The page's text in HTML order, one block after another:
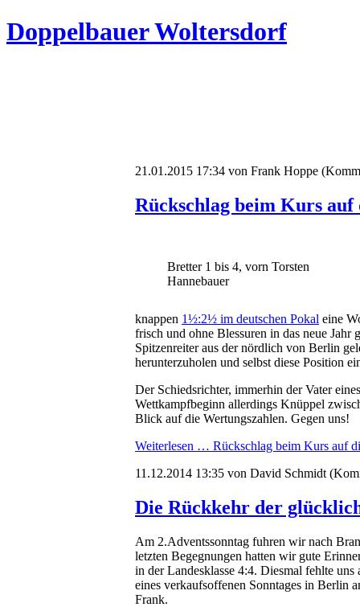
Doppelbauer Woltersdorf
21.01.2015 17:34 von Frank Hoppe
Rückschlag beim Kurs
Bretter 1 bis 4, vorn Torsten
Hannebauer
knappen 1½:2½ im deutschen Pokal eine
frisch und ohne Blessuren in das neue Jahr
Spitzenreiter aus der nördlich von Berlin
herunterzuholen und selbst diese Position
Der Schiedsrichter, immerhin der Vater
Wettkampfbeginn allerdings Knüppel
Blick auf die Wertungszahlen. Gegen uns!
Weiterlesen … Rückschlag beim Kurs auf
11.12.2014 13:35 von David Schmidt
Die Rückkehr der
Am 2.Adventssonntag fuhren wir nach
letzten Begegnungen hatten wir gute
in der Landesklasse 4:4. Diesmal fehlte
eines verkaufsoffenen Sonntages in Berlin
Frank.